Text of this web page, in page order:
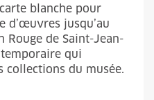
blanche pour
d’œuvres jusqu’au
Rouge de Saint-Jean-
qui
collections du musée.